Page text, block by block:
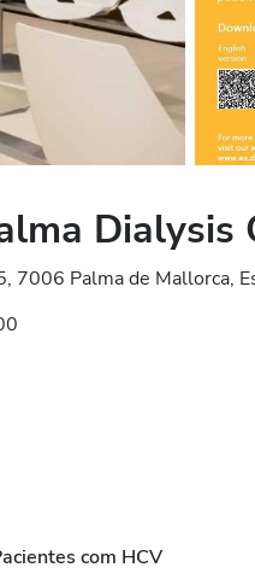
Dialysis
7006 Palma de Mallorca,
com HCV